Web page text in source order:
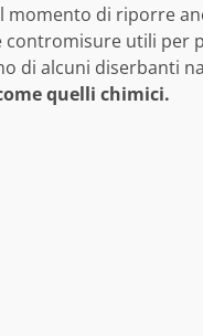
momento di riporre
utili per
di alcuni diserbanti
quelli chimici.